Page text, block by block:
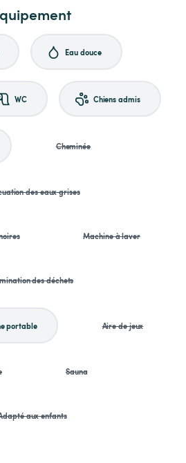
Eau douce
WC Chiens admis
Cheminée
des eaux grises
Machine à laver
des déchets
portable Aire de jeux
Sauna
aux enfants